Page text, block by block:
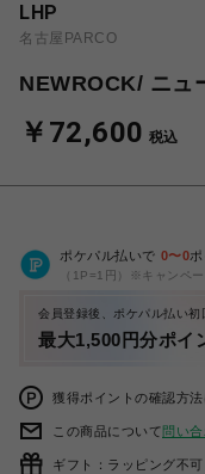
LHP
名古屋PARCO
NEWROCK/ ニュ
￥72,600 税込
ポケパル払いで 0〜0
（1P=1円）※キャンペー
会員登録後、ポケパル払い初
最大1,500円分ポイ
獲得ポイントの確認方法
この商品について問い
ギフト：ラッピング不可